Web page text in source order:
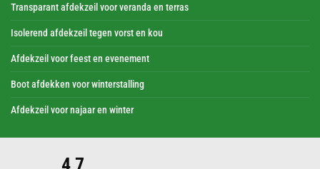
Transparant afdekzeil voor veranda en terras
Isolerend afdekzeil tegen vorst en kou
Afdekzeil voor feest en evenement
Boot afdekken voor winterstalling
Afdekzeil voor najaar en winter
4,7